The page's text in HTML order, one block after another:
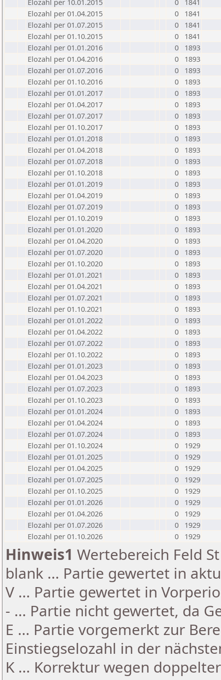
Elozahl per 10.01.2015
0
1841
Elozahl per 01.04.2015
0
1841
Elozahl per 01.07.2015
0
1841
Elozahl per 01.10.2015
0
1841
Elozahl per 01.01.2016
0
1893
Elozahl per 01.04.2016
0
1893
Elozahl per 01.07.2016
0
1893
Elozahl per 01.10.2016
0
1893
Elozahl per 01.01.2017
0
1893
Elozahl per 01.04.2017
0
1893
Elozahl per 01.07.2017
0
1893
Elozahl per 01.10.2017
0
1893
Elozahl per 01.01.2018
0
1893
Elozahl per 01.04.2018
0
1893
Elozahl per 01.07.2018
0
1893
Elozahl per 01.10.2018
0
1893
Elozahl per 01.01.2019
0
1893
Elozahl per 01.04.2019
0
1893
Elozahl per 01.07.2019
0
1893
Elozahl per 01.10.2019
0
1893
Elozahl per 01.01.2020
0
1893
Elozahl per 01.04.2020
0
1893
Elozahl per 01.07.2020
0
1893
Elozahl per 01.10.2020
0
1893
Elozahl per 01.01.2021
0
1893
Elozahl per 01.04.2021
0
1893
Elozahl per 01.07.2021
0
1893
Elozahl per 01.10.2021
0
1893
Elozahl per 01.01.2022
0
1893
Elozahl per 01.04.2022
0
1893
Elozahl per 01.07.2022
0
1893
Elozahl per 01.10.2022
0
1893
Elozahl per 01.01.2023
0
1893
Elozahl per 01.04.2023
0
1893
Elozahl per 01.07.2023
0
1893
Elozahl per 01.10.2023
0
1893
Elozahl per 01.01.2024
0
1893
Elozahl per 01.04.2024
0
1893
Elozahl per 01.07.2024
0
1893
Elozahl per 01.10.2024
0
1929
Elozahl per 01.01.2025
0
1929
Elozahl per 01.04.2025
0
1929
Elozahl per 01.07.2025
0
1929
Elozahl per 01.10.2025
0
1929
Elozahl per 01.01.2026
0
1929
Elozahl per 01.04.2026
0
1929
Elozahl per 01.07.2026
0
1929
Elozahl per 01.10.2026
0 1929
Hinweis1 Wertebereich Feld
blank ... Partie gewertet in
V ... Partie gewertet in
- ... Partie nicht gewertet, da
E ... Partie vorgemerkt zur
Einstiegselozahl in der
K ... Korrektur wegen